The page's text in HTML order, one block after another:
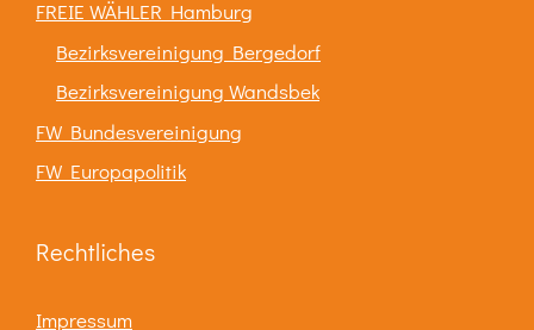
FREIE WÄHLER Hamburg
Bezirksvereinigung Bergedorf
Bezirksvereinigung Wandsbek
FW Bundesvereinigung
FW Europapolitik
Rechtliches
Impressum